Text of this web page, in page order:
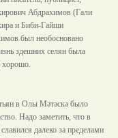
Абдрахимов (Гали
и Биби-Гайши
был необосновано
здешних селян была
хорошо.
в Олы Мәтәскә было
Надо заметить, что в
далеко за пределами